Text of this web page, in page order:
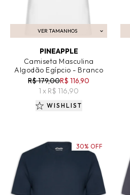
VER TAMANHOS
ADICIONAR AO CARRINHO
PINEAPPLE
Camiseta Masculina
Algodão Egípcio - Branco
R$ 179,00R$ 116,90
1 x R$ 116,90
WISHLIST
30% OFF